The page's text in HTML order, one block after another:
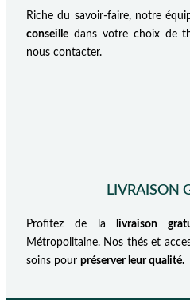
Riche du savoir-faire, notre
conseille dans votre choix de
nous contacter.
LIVRAISON
Profitez de la livraison
Métropolitaine. Nos thés et
soins pour préserver leur qualité.